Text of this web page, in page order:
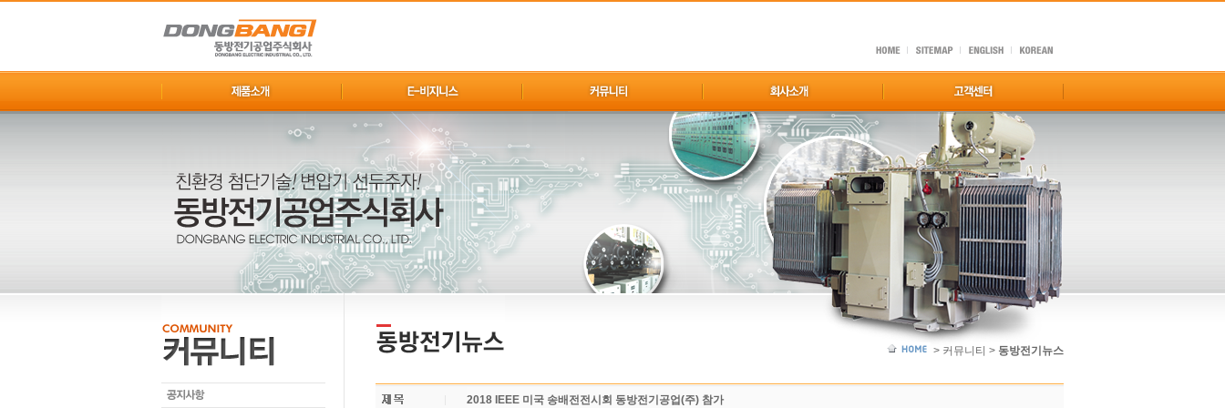
> 커뮤니티 > 동방전기뉴스
2018 IEEE 미국 송배전전시회 동방전기공업(주) 참가